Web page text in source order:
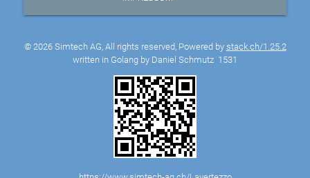
© 2026 Simtech AG, All rights reserved, Powered by stack.ch/1.25.2
written in Golang by Daniel Schmutz 1531